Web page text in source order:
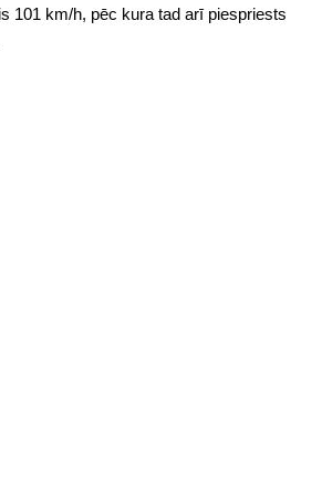
101 km/h, pēc kura tad arī piespriests